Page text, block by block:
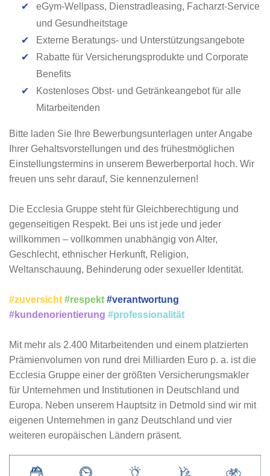
✔
eGym-Wellpass, Dienstradleasing, Facharzt-Service
und Gesundheitstage
✔
Externe Beratungs- und Unterstützungsangebote
✔
Rabatte für Versicherungsprodukte und Corporate
Benefits
✔
Kostenloses Obst- und Getränkeangebot für alle
Mitarbeitenden
Bitte laden Sie Ihre Bewerbungsunterlagen unter Angabe
Ihrer Gehaltsvorstellungen und des frühestmöglichen
Einstellungstermins in unserem Bewerberportal hoch. Wir
freuen uns sehr darauf, Sie kennenzulernen!
Die Ecclesia Gruppe steht für Gleichberechtigung und
gegenseitigen Respekt. Bei uns ist jede und jeder
willkommen – vollkommen unabhängig von Alter,
Geschlecht, ethnischer Herkunft, Religion,
Weltanschauung, Behinderung oder sexueller Identität.
#zuversicht #respekt #verantwortung
#kundenorientierung #professionalität
Mit mehr als 2.400 Mitarbeitenden und einem platzierten
Prämienvolumen von rund drei Milliarden Euro p. a. ist die
Ecclesia Gruppe einer der größten Versicherungsmakler
für Unternehmen und Institutionen in Deutschland und
Europa. Neben unserem Hauptsitz in Detmold sind wir mit
eigenen Unternehmen in ganz Deutschland und vier
weiteren europäischen Ländern präsent.